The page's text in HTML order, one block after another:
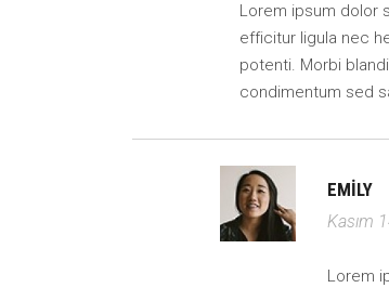
Lorem ipsum dolor
efficitur ligula nec
potenti. Morbi
condimentum sed
EMILY
Kasım
Lorem